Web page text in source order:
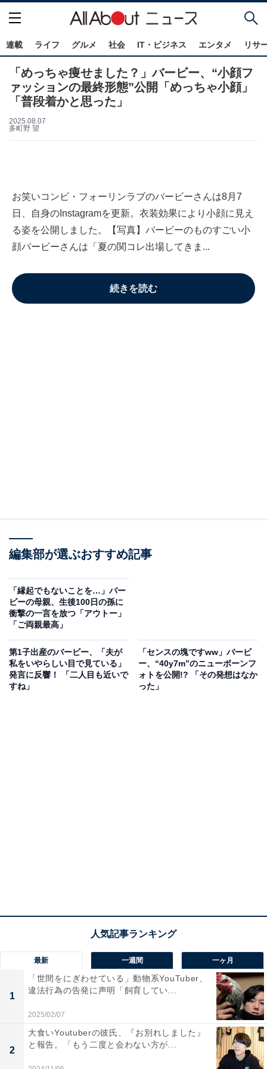
連載 ライフ グルメ 社会 IT・ビジネス エンタメ リサ
「めっちゃ痩せました？」バービー、“小顔フ
ァッションの最終形態”公開「めっちゃ小顔」
「普段着かと思った」
2025.08.07
多町野 望
お笑いコンビ・フォーリンラブのバービーさんは8月7
日、自身のInstagramを更新。衣装効果により小顔に見え
る姿を公開しました。【写真】バービーのものすごい小
顔バービーさんは「夏の関コレ出場してきま...
続きを読む
編集部が選ぶおすすめ記事
「縁起でもないことを…」バー
ビーの母親、生後100日の孫に
衝撃の一言を放つ「アウトー」
「ご両親最高」
第1子出産のバービー、「夫が
私をいやらしい目で見ている」
発言に反響！ 「二人目も近いで
すね」
「センスの塊ですww」バービ
ー、“40y7m”のニューボーンフ
ォトを公開!? 「その発想はなか
った」
最新 一週間 一ヶ月
1
「世間をにぎわせている」動物系YouTuber、
違法行為の告発に声明「飼育してい...
2025/02/07
2
大食いYoutuberの彼氏、『お別れしました』
と報告。「もう二度と会わない方が...